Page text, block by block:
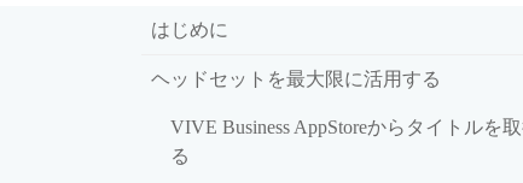
はじめに
ヘッドセットを最大限に活用する
VIVE Business AppStoreからタイトルを
る